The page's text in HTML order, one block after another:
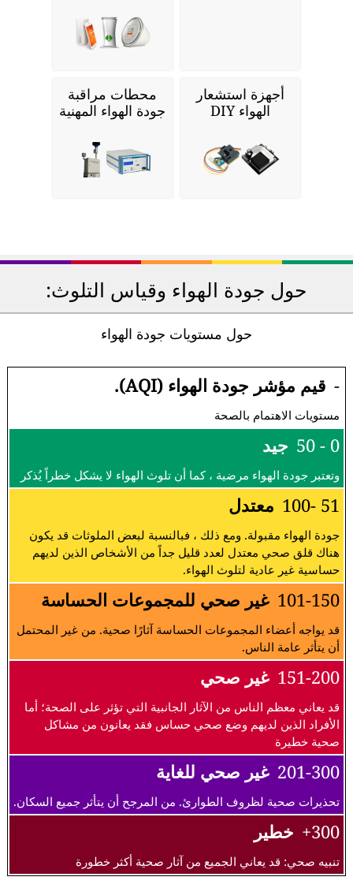
أجهزة استشعار
الهواء DIY
محطات مراقبة
جودة الهواء المهنية
حول جودة الهواء وقياس التلوث:
حول مستويات جودة الهواء
- قيم مؤشر جودة الهواء (AQI).
مستويات الاهتمام بالصحة
0 - 50 جيد
وتعتبر جودة الهواء مرضية ، كما أن تلوث الهواء لا يشكل خطراً يُذكر
51 -100 معتدل
جودة الهواء مقبولة. ومع ذلك ، فبالنسبة لبعض الملوثات قد يكون
هناك قلق صحي معتدل لعدد قليل جداً من الأشخاص الذين لديهم
حساسية غير عادية لتلوث الهواء.
101-150 غير صحي للمجموعات الحساسة
قد يواجه أعضاء المجموعات الحساسة آثارًا صحية. من غير المحتمل
أن يتأثر عامة الناس.
151-200 غير صحي
قد يعاني معظم الناس من الآثار الجانبية التي تؤثر على الصحة؛ أما
الأفراد الذين لديهم وضع صحي حساس فقد يعانون من مشاكل
صحية خطيرة
201-300 غير صحي للغاية
تحذيرات صحية لظروف الطوارئ. من المرجح أن يتأثر جميع السكان.
300+ خطير
تنبيه صحي: قد يعاني الجميع من آثار صحية أكثر خطورة